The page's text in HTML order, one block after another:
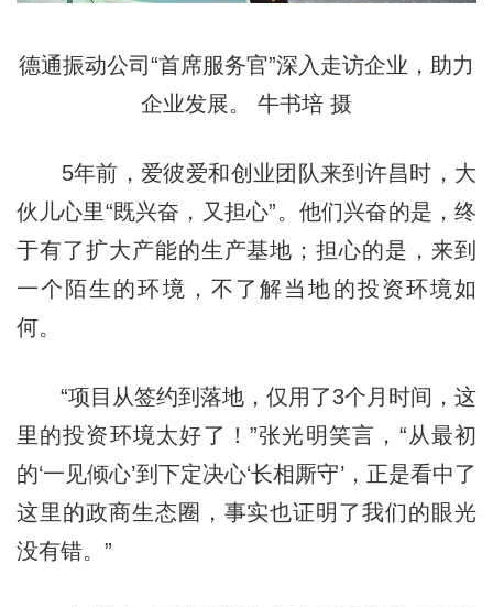
德通振动公司“首席服务官”深入走访企业，助力
企业发展。 牛书培 摄
5年前，爱彼爱和创业团队来到许昌时，大
伙儿心里“既兴奋，又担心”。他们兴奋的是，终
于有了扩大产能的生产基地；担心的是，来到
一个陌生的环境，不了解当地的投资环境如
何。
“项目从签约到落地，仅用了3个月时间，这
里的投资环境太好了！”张光明笑言，“从最初
的‘一见倾心’到下定决心‘长相厮守’，正是看中了
这里的政商生态圈，事实也证明了我们的眼光
没有错。”